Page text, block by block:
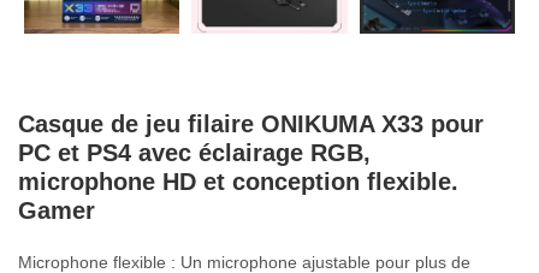
Casque de jeu filaire ONIKUMA X33 pour
PC et PS4 avec éclairage RGB,
microphone HD et conception flexible.
Gamer
Microphone flexible : Un microphone ajustable pour plus de